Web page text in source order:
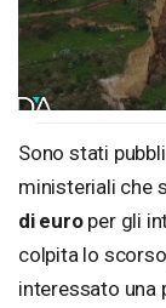
Sono stati
ministeriali che
di europer gli
colpita lo
interessato una